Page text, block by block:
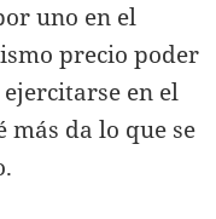
uno en el
precio poder
en el
más da lo que se